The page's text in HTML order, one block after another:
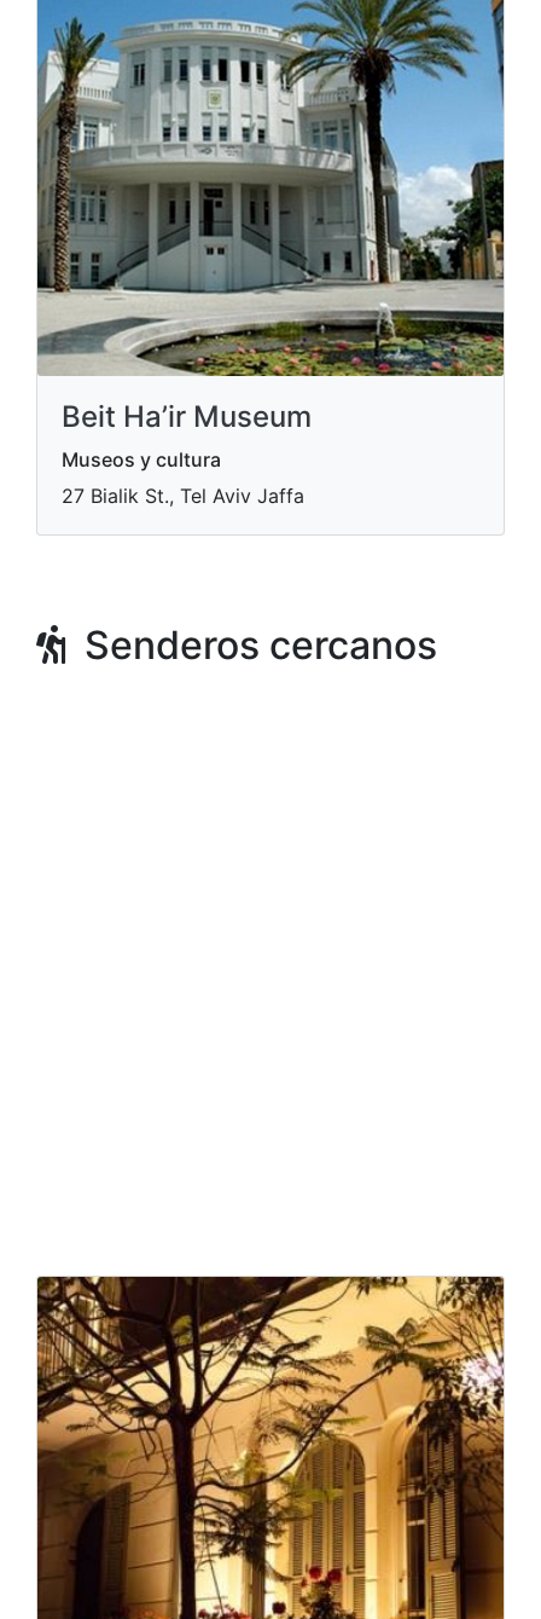
Beit Ha’ir Museum
Museos y cultura
27 Bialik St., Tel Aviv Jaffa
Senderos cercanos